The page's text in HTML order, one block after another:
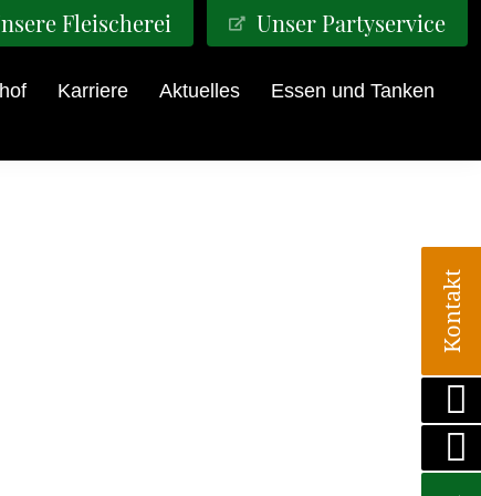
Fleischerei Unser Partyservice
Karriere Aktuelles Essen und Tanken
Kontakt